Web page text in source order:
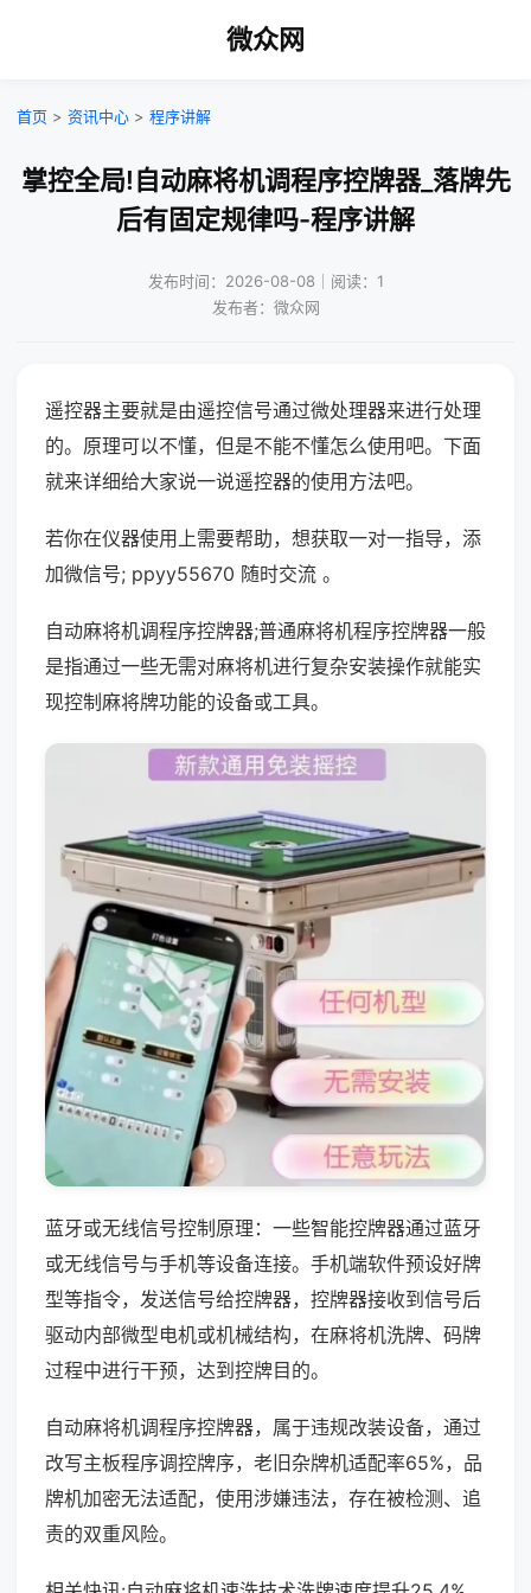
微众网
首页 > 资讯中心 > 程序讲解
掌控全局!自动麻将机调程序控牌器_落牌先
后有固定规律吗-程序讲解
发布时间：2026-08-08｜阅读：1
发布者：微众网
遥控器主要就是由遥控信号通过微处理器来进行处理
的。原理可以不懂，但是不能不懂怎么使用吧。下面
就来详细给大家说一说遥控器的使用方法吧。
若你在仪器使用上需要帮助，想获取一对一指导，添
加微信号; ppyy55670 随时交流 。
自动麻将机调程序控牌器;普通麻将机程序控牌器一般
是指通过一些无需对麻将机进行复杂安装操作就能实
现控制麻将牌功能的设备或工具。
蓝牙或无线信号控制原理：一些智能控牌器通过蓝牙
或无线信号与手机等设备连接。手机端软件预设好牌
型等指令，发送信号给控牌器，控牌器接收到信号后
驱动内部微型电机或机械结构，在麻将机洗牌、码牌
过程中进行干预，达到控牌目的。
自动麻将机调程序控牌器，属于违规改装设备，通过
改写主板程序调控牌序，老旧杂牌机适配率65%，品
牌机加密无法适配，使用涉嫌违法，存在被检测、追
责的双重风险。